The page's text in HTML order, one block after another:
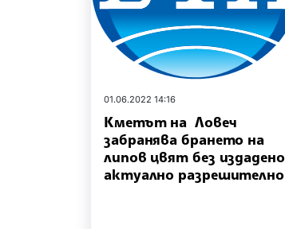
01.06.2022 14:16
Кметът на Ловеч
забранява брането на
липов цвят без издадено
актуално разрешително